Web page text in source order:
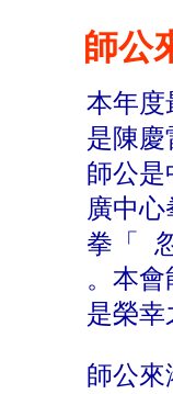
本年度
是陳慶
師公是
廣中
拳「
。本
是榮幸
師公來
師公